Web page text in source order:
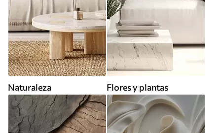
Naturaleza Flores y plantas